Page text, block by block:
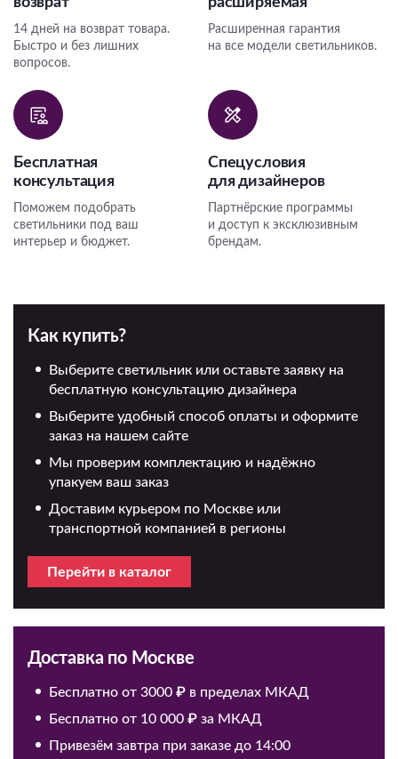
14 дней на возврат товара.
Быстро и без лишних
вопросов.
Расширенная гарантия
на все модели светильников.
Бесплатная
консультация
Поможем подобрать
светильники под ваш
интерьер и бюджет.
Спецусловия
для дизайнеров
Партнёрские программы
и доступ к эксклюзивным
брендам.
Как купить?
Выберите светильник или оставьте заявку на
бесплатную консультацию дизайнера
Выберите удобный способ оплаты и оформите
заказ на нашем сайте
Мы проверим комплектацию и надёжно
упакуем ваш заказ
Доставим курьером по Москве или
транспортной компанией в регионы
Перейти в каталог
Доставка по Москве
Бесплатно от 3000 ₽ в пределах МКАД
Бесплатно от 10 000 ₽ за МКАД
Привезём завтра при заказе до 14:00